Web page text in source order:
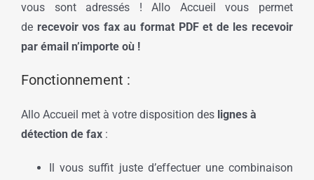
vous sont adressés ! Allo Accueil vous permet
de recevoir vos fax au format PDF et de les recevoir
par émail n’importe où !
Fonctionnement :
Allo Accueil met à votre disposition des lignes à
détection de fax :
Il vous suffit juste d’effectuer une combinaison